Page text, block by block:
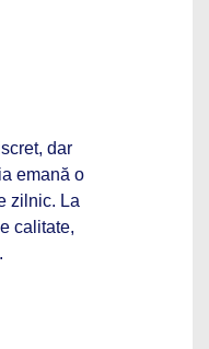
dar
emană o
zilnic. La
calitate,